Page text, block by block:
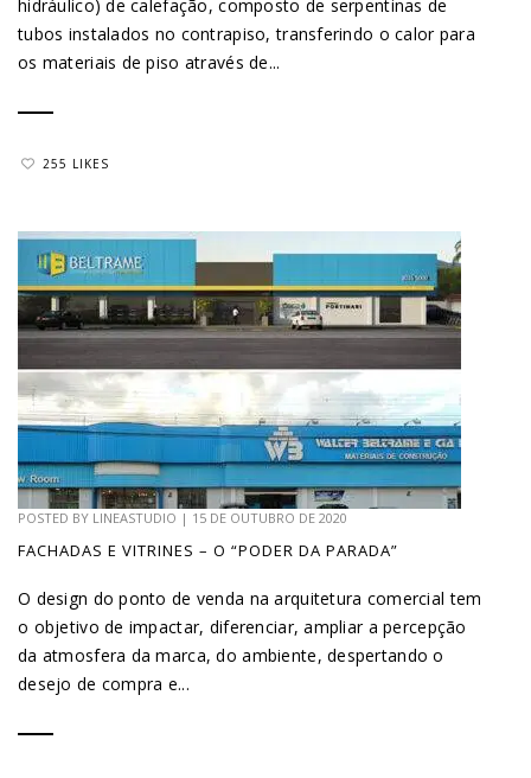
hidráulico) de calefação, composto de serpentinas de
tubos instalados no contrapiso, transferindo o calor para
os materiais de piso através de...
255 LIKES
POSTED BY LINEASTUDIO | 15 DE OUTUBRO DE 2020
FACHADAS E VITRINES – O “PODER DA PARADA”
O design do ponto de venda na arquitetura comercial tem
o objetivo de impactar, diferenciar, ampliar a percepção
da atmosfera da marca, do ambiente, despertando o
desejo de compra e...